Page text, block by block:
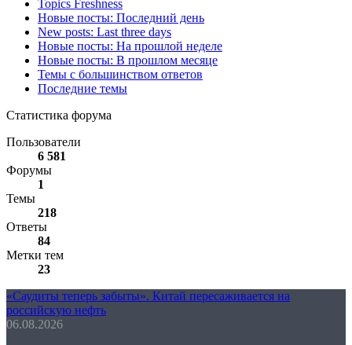
Topics Freshness
Новые посты: Последний день
New posts: Last three days
Новые посты: На прошлой неделе
Новые посты: В прошлом месяце
Темы с большинством ответов
Последние темы
Статистика форума
Пользователи
6 581
Форумы
1
Темы
218
Ответы
84
Метки тем
23
«Саудиты теперь забыты». Китай пересаживается на
российскую нефть
06.08.2026